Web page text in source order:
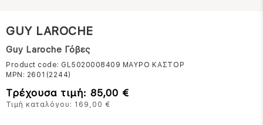
GUY LAROCHE
Guy Laroche Γόβες
Product code: GL5020008409 ΜΑΥΡΟ ΚΑΣΤΟΡ
MPN: 2601(2244)
Τρέχουσα τιμή: 85,00 €
Τιμή καταλόγου: 169,00 €